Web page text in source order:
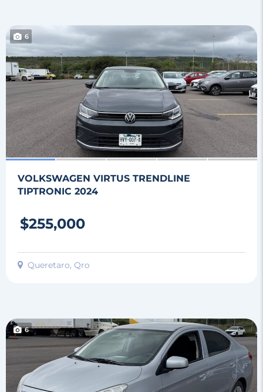
6
VOLKSWAGEN VIRTUS TRENDLINE
TIPTRONIC 2024
$255,000
Queretaro, Qro
6